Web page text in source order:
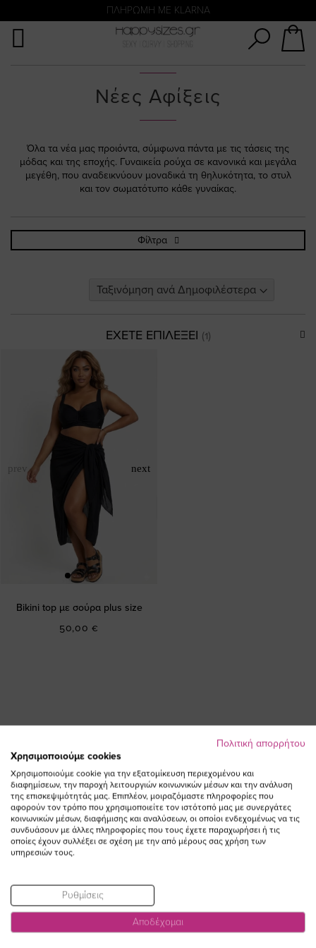
ΠΛΗΡΩΜΗ ΜΕ KLARNA
ΑΜΕΣΗ ΠΑΡΑΔΟΣΗ ΜΕ ACS ΚΑΙ ΓΕΝΙΚΗ ΤΑΧΥΔΡΟΜΙΚΉ
Νέες Αφίξεις
Όλα τα νέα μας προιόντα, σύμφωνα πάντα με τις τάσεις της
μόδας και της εποχής. Γυναικεία ρούχα σε κανονικά και μεγάλα
μεγέθη, που αναδεικνύουν μοναδικά τη θηλυκότητα, το στυλ
και τον σωματότυπο κάθε γυναίκας.
Φίλτρα
ΕΧΕΤΕ ΕΠΙΛΕΞΕΙ
Bikini top με σούρα plus size
50,00 €
ΕΓΓΡΑΦΕΙΤΕ ΣΤΟ NEWSLETTER
Email
ΕΓΓΡΑΦΗ
Συμφωνώ με τουςΌρους Χρήσης
Αναζήτηση
Πολιτική απορρήτου
Χρησιμοποιούμε cookies
Χρησιμοποιούμε cookie για την εξατομίκευση περιεχομένου και
διαφημίσεων, την παροχή λειτουργιών κοινωνικών μέσων και την ανάλυση
της επισκεψιμότητάς μας. Επιπλέον, μοιραζόμαστε πληροφορίες που
αφορούν τον τρόπο που χρησιμοποιείτε τον ιστότοπό μας με συνεργάτες
κοινωνικών μέσων, διαφήμισης και αναλύσεων, οι οποίοι ενδεχομένως να τις
συνδυάσουν με άλλες πληροφορίες που τους έχετε παραχωρήσει ή τις
οποίες έχουν συλλέξει σε σχέση με την από μέρους σας χρήση των
υπηρεσιών τους.
Ρυθμίσεις
Αποδέχομαι